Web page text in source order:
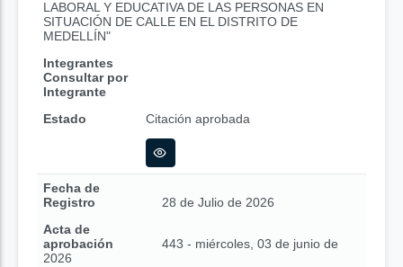
LABORAL Y EDUCATIVA DE LAS PERSONAS EN
SITUACIÓN DE CALLE EN EL DISTRITO DE
MEDELLÍN"
Integrantes
Consultar por
Integrante
Estado
Citación aprobada
Fecha de
Registro
28 de Julio de 2026
Acta de
aprobación
443 - miércoles, 03 de junio de
2026